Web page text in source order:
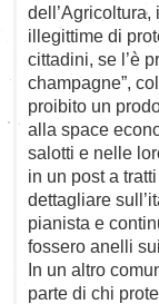
illegittime di
cittadini, se l’è
champagne”,
proibito un
alla space
salotti e nelle
in un post a
dettagliare
pianista e
fossero anelli
In un altro
parte di chi